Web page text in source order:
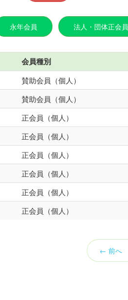
永年会員 法人・団体正会員
会員種別
賛助会員（個人）
賛助会員（個人）
正会員（個人）
正会員（個人）
正会員（個人）
正会員（個人）
正会員（個人）
正会員（個人）
← 前へ